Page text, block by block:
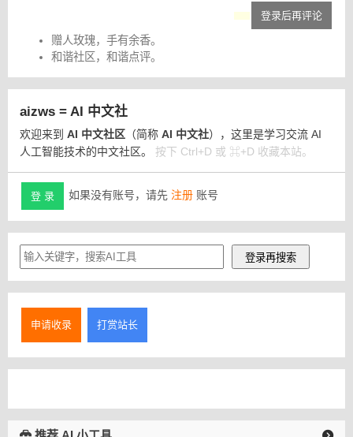
登录后再评论
赠人玫瑰，手有余香。
和谐社区，和谐点评。
aizws = AI 中文社
欢迎来到 AI 中文社区 （简称 AI 中文社），这里是学习交流 AI
人工智能技术的中文社区。 按下 Ctrl+D 或 ⌘+D 收藏本站。
登 录 如果没有账号，请先 注册 账号
申请收录 打赏站长